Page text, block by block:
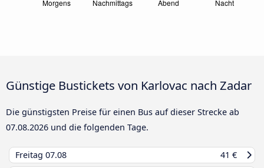
Günstige Bustickets von Karlovac nach Zadar
Die günstigsten Preise für einen Bus auf dieser Strecke ab
07.08.2026 und die folgenden Tage.
Freitag 07.08
41 €